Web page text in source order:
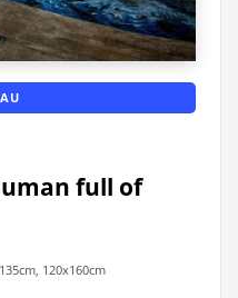
full of
120x160cm